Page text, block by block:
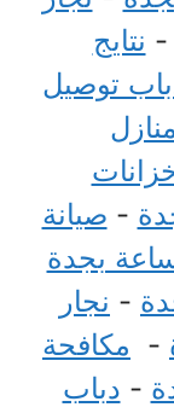
- نتايج
توصيل
- صيانة
بجدة
- نجار
- مكافحة
- دباب